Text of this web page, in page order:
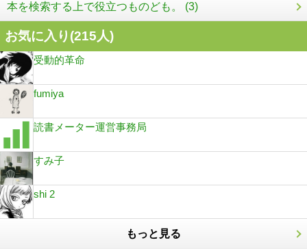
本を検索する上で役立つものども。 (3)
お気に入り(215人)
受動的革命
fumiya
読書メーター運営事務局
すみ子
shi 2
もっと見る